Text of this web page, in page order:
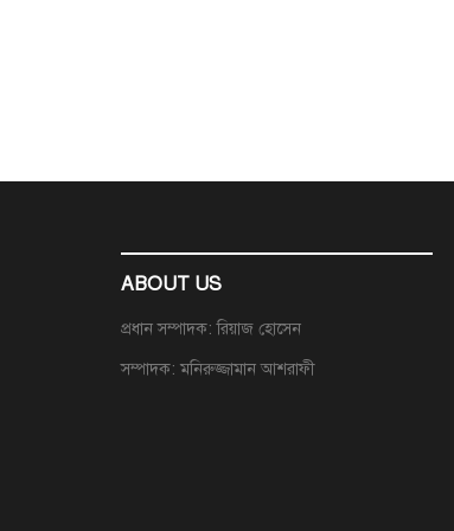
ABOUT US
প্রধান সম্পাদক: রিয়াজ হোসেন
সম্পাদক: মনিরুজ্জামান আশরাফী